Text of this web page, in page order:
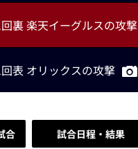
裏 楽天イーグルスの攻撃
表 オリックスの攻撃
合 試合日程・結果